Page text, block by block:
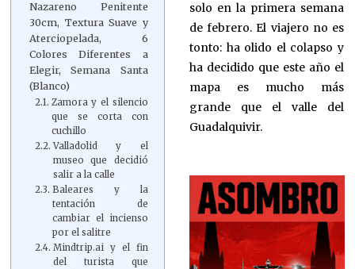
Nazareno Penitente
30cm, Textura Suave y
Aterciopelada, 6
Colores Diferentes a
Elegir, Semana Santa
(Blanco)
Zamora y el silencio
que se corta con
cuchillo
Valladolid y el
museo que decidió
salir a la calle
Baleares y la
tentación de
cambiar el incienso
por el salitre
Mindtrip.ai y el fin
del turista que
solo en la primera semana
de febrero. El viajero no es
tonto: ha olido el colapso y
ha decidido que este año el
mapa es mucho más
grande que el valle del
Guadalquivir.